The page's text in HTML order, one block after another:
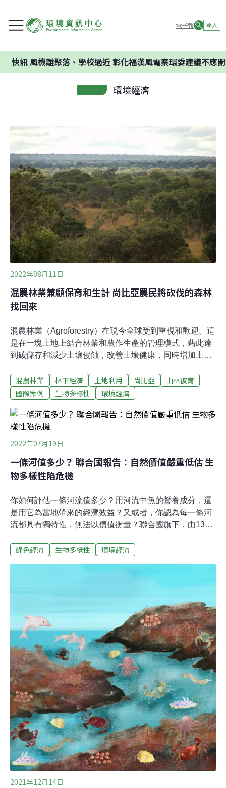
電子報 登入
離聚落、學校過近 彰化福漢風電案環委建議不應開發
環境經濟
2022年08月11日
混農林業兼顧保育和生計 尚比亞農民將砍伐的森林
找回來
混農林業（Agroforestry）在現今全球受到重視和歡迎。這
是在一塊土地上結合林業和農作生產的管理模式，藉此達
到碳儲存和減少土壤侵蝕，改善土壤健康，同時增加土地
2011年起在非洲尚比亞推動森林生態系復育計畫，在當地
旱生林遭到嚴重砍伐的銅帶省（Copperbelt Province）及
周邊社區小農參與，透過輔助天然更新（Assisted Natural
Regeneration）[1]等林業技術把森林找回來。同時，協助
農民在自有農地上發展混農林業，增加收入，取代傳統的
並且向西方大眾募資。計畫的目的，是復育當地森林生態
系與生物多樣性，並且協助農民永續地利用天然資源，減
混農林業 林下經濟 土地利用 尚比亞
山林復育
國際案例
生物多樣性 環境經濟
2022年07月19日
一條河值多少？ 聯合國報告：自然價值嚴重低估 生
物多樣性陷危機
你如何評估一條河流值多少？用河流中魚的營養成分，還
是用它為當地帶來的經濟效益？又或者，你認為每一條河
流都具有獨特性，無法以價值衡量？聯合國旗下，由139
生態系服務平台」（IPBES）11日對外說明一份歷時四年
方式太過狹隘，讓生物多樣性陷入更深的危機。自然有
價？有助提高關注但未充分考量多樣性幾千年來，我們根
交易價。近年，在新的綠色會計下，我們引入各種類型的
環境稅、碳抵換機制和其他政策工具，為自然資源的經濟
價值與污染成本訂價。有人認為這可提高政府、公司和消
費者對自然的關注，但也有人認為，為無價的東西貼上價
格將產生反效果。
綠色經濟 生物多樣性 環境經濟
2021年12月14日